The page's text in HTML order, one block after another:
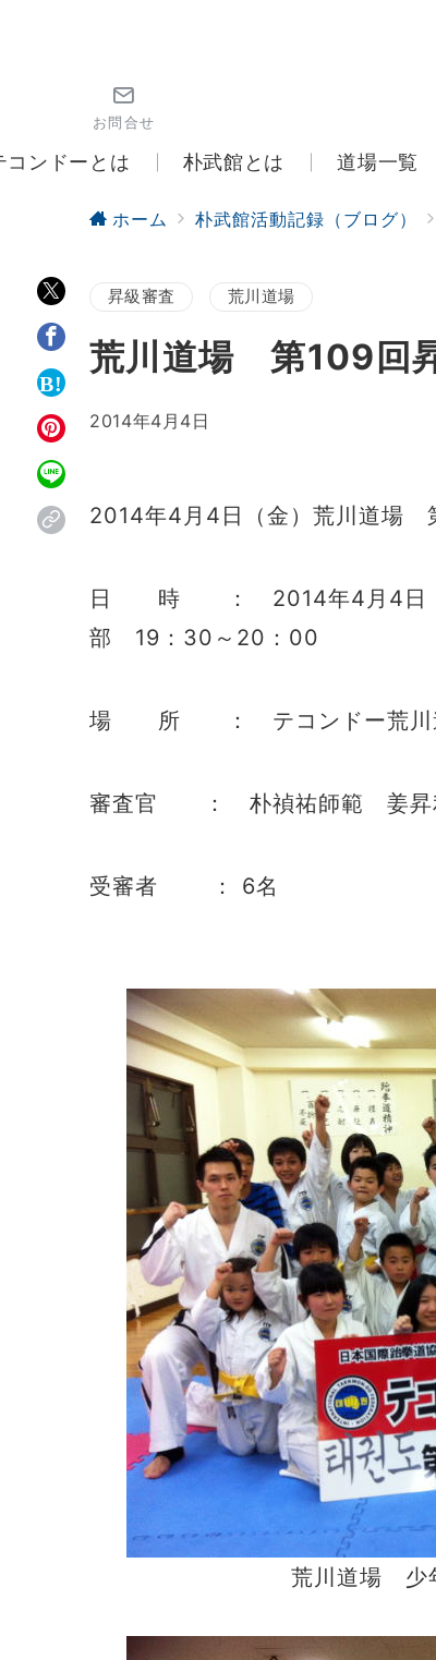
お問合せ
コンドーとは 朴武館とは 道場一覧
ホーム 朴武館活動記録（ブログ）
昇級審査 荒川道場
荒川道場 第109回
2014年4月4日
2014年4月4日（金）荒川道場
日 時 ： 2014年4月4日（
部 19：30～20：00
場 所 ： テコンドー荒川
審査官 ： 朴禎祐師範 姜昇
受審者 ： 6名
荒川道場 少